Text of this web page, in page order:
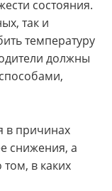
состояния.
так и
температуру
должны
в причинах
снижения, а
в каких